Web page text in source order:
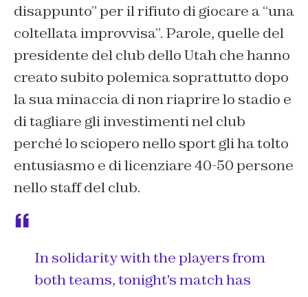
disappunto” per il rifiuto di giocare a “una
coltellata improvvisa”. Parole, quelle del
presidente del club dello Utah che hanno
creato subito polemica soprattutto dopo
la sua minaccia di non riaprire lo stadio e
di tagliare gli investimenti nel club
perché lo sciopero nello sport gli ha tolto
entusiasmo e di licenziare 40-50 persone
nello staff del club.
In solidarity with the players from
both teams, tonight's match has